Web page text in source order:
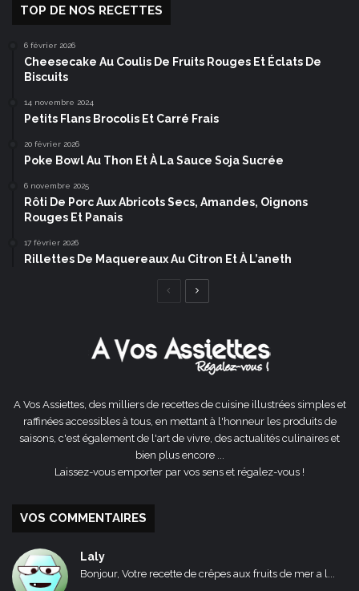
TOP DE NOS RECETTES
6 février 2026
Cheesecake Au Coulis De Fruits Rouges Et Éclats De
Biscuits
14 novembre 2024
Petits Flans Brocolis Et Carré Frais
20 février 2026
Poke Bowl Au Thon Et À La Sauce Soja Sucrée
6 novembre 2025
Rôti De Porc Aux Abricots Secs, Amandes, Oignons
Rouges Et Panais
17 février 2026
Rillettes De Maquereaux Au Citron Et À L’aneth
Page
A Vos Assiettes, des milliers de recettes de cuisine illustrées simples et
raffinées accessibles à tous, en mettant à l'honneur les produits de
saisons, c'est également de l'art de vivre, des actualités culinaires et
bien plus encore ...
Laissez-vous emporter par vos sens et régalez-vous !
VOS COMMENTAIRES
Laly
Bonjour, Votre recette de crêpes aux fruits de mer a l...